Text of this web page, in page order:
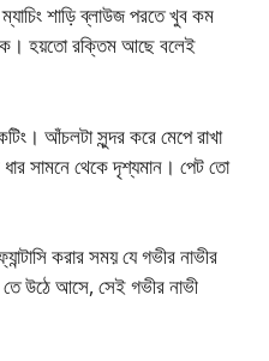
শাড়ি ব্লাউজ পরতে খুব কম
হয়তো রক্তিম আছে বলেই
আঁচলটা সুন্দর করে মেপে রাখা
ধার সামনে থেকে দৃশ্যমান। পেট তো
করার সময় যে গভীর নাভীর
উঠে আসে, সেই গভীর নাভী